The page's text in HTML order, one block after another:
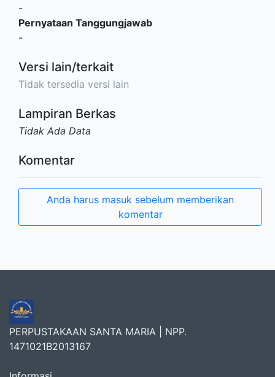
-
Pernyataan Tanggungjawab
-
Versi lain/terkait
Tidak tersedia versi lain
Lampiran Berkas
Tidak Ada Data
Komentar
Anda harus masuk sebelum memberikan
komentar
PERPUSTAKAAN SANTA MARIA | NPP.
1471021B2013167